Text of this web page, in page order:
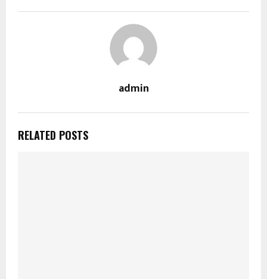
admin
RELATED POSTS